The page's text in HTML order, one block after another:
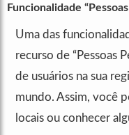
Funcionalidade
Uma das
recurso de “Pessoas
de usuários na sua
mundo. Assim, você
locais ou conhecer